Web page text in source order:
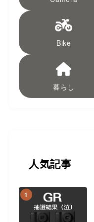
Bike
暮らし
人気記事
1